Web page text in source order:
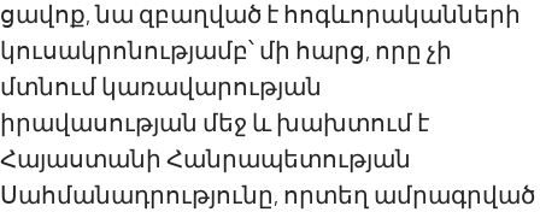
ցավոք, նա զբաղված է հոգևորականների
կուսակրոնությամբ՝ մի հարց, որը չի
մտնում կառավարության
իրավասության մեջ և խախտում է
Հայաստանի Հանրապետության
Սահմանադրությունը, որտեղ ամրագրված